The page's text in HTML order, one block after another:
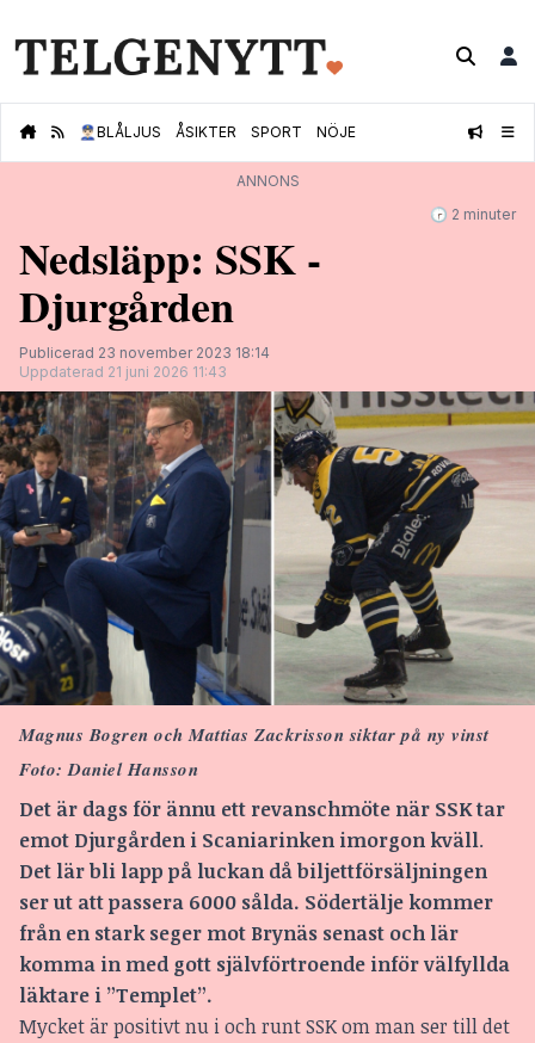
👮🏻‍♂️BLÅLJUS ÅSIKTER SPORT NÖJE
ANNONS
🕝 2 minuter
Nedsläpp: SSK -
Djurgården
Publicerad 23 november 2023 18:14
Uppdaterad 21 juni 2026 11:43
Magnus Bogren och Mattias Zackrisson siktar på ny vinst
Foto: Daniel Hansson
Det är dags för ännu ett revanschmöte när SSK tar
emot Djurgården i Scaniarinken imorgon kväll.
Det lär bli lapp på luckan då biljettförsäljningen
ser ut att passera 6000 sålda. Södertälje kommer
från en stark seger mot Brynäs senast och lär
komma in med gott självförtroende inför välfyllda
läktare i ”Templet”.
Mycket är positivt nu i och runt SSK om man ser till det